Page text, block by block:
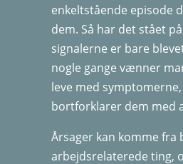
enkeltstående episode
dem. Så har det stået
signalerne er bare
nogle gange vænner
leve med
bortforklarer dem med
Årsager kan komme fra
arbejdsrelaterede ting,